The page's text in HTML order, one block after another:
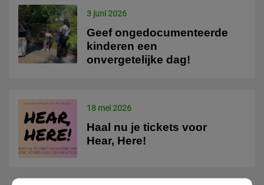
3 juni 2026
Geef ongedocumenteerde
kinderen een
onvergetelijke dag!
18 mei 2026
Haal nu je tickets voor
Hear, Here!